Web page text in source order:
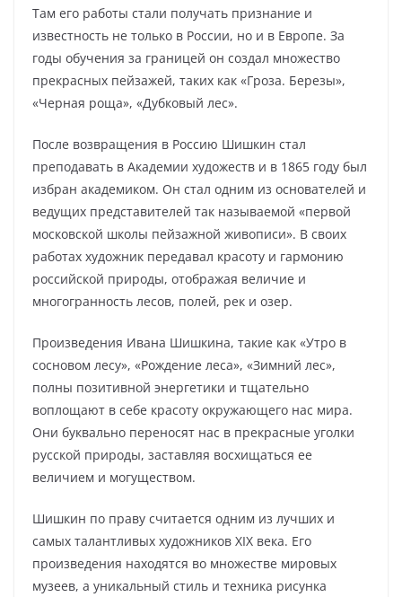
Там его работы стали получать признание и
известность не только в России, но и в Европе. За
годы обучения за границей он создал множество
прекрасных пейзажей, таких как «Гроза. Березы»,
«Черная роща», «Дубковый лес».
После возвращения в Россию Шишкин стал
преподавать в Академии художеств и в 1865 году был
избран академиком. Он стал одним из основателей и
ведущих представителей так называемой «первой
московской школы пейзажной живописи». В своих
работах художник передавал красоту и гармонию
российской природы, отображая величие и
многогранность лесов, полей, рек и озер.
Произведения Ивана Шишкина, такие как «Утро в
сосновом лесу», «Рождение леса», «Зимний лес»,
полны позитивной энергетики и тщательно
воплощают в себе красоту окружающего нас мира.
Они буквально переносят нас в прекрасные уголки
русской природы, заставляя восхищаться ее
величием и могуществом.
Шишкин по праву считается одним из лучших и
самых талантливых художников XIX века. Его
произведения находятся во множестве мировых
музеев, а уникальный стиль и техника рисунка